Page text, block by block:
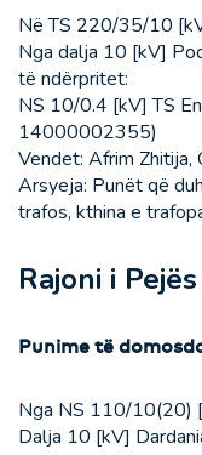
Në TS 220/35/10
Nga dalja 10 [kV]
të ndërpritet:
NS 10/0.4 [kV] TS
14000002355)
Vendet: Afrim Zhitija,
Arsyeja: Punët që
trafos, kthina e
Rajoni i Pejës
Punime të
Nga NS 110/10(20)
Dalja 10 [kV]